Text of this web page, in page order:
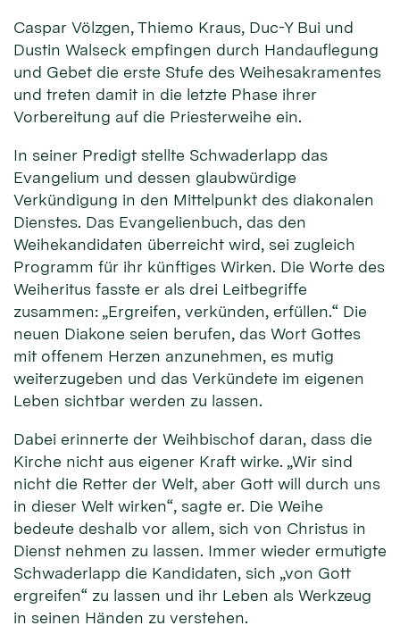
Caspar Völzgen, Thiemo Kraus, Duc-Y Bui und
Dustin Walseck empfingen durch Handauflegung
und Gebet die erste Stufe des Weihesakramentes
und treten damit in die letzte Phase ihrer
Vorbereitung auf die Priesterweihe ein.
In seiner Predigt stellte Schwaderlapp das
Evangelium und dessen glaubwürdige
Verkündigung in den Mittelpunkt des diakonalen
Dienstes. Das Evangelienbuch, das den
Weihekandidaten überreicht wird, sei zugleich
Programm für ihr künftiges Wirken. Die Worte des
Weiheritus fasste er als drei Leitbegriffe
zusammen: „Ergreifen, verkünden, erfüllen.“ Die
neuen Diakone seien berufen, das Wort Gottes
mit offenem Herzen anzunehmen, es mutig
weiterzugeben und das Verkündete im eigenen
Leben sichtbar werden zu lassen.
Dabei erinnerte der Weihbischof daran, dass die
Kirche nicht aus eigener Kraft wirke. „Wir sind
nicht die Retter der Welt, aber Gott will durch uns
in dieser Welt wirken“, sagte er. Die Weihe
bedeute deshalb vor allem, sich von Christus in
Dienst nehmen zu lassen. Immer wieder ermutigte
Schwaderlapp die Kandidaten, sich „von Gott
ergreifen“ zu lassen und ihr Leben als Werkzeug
in seinen Händen zu verstehen.